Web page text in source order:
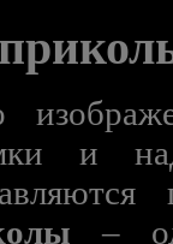
и
–